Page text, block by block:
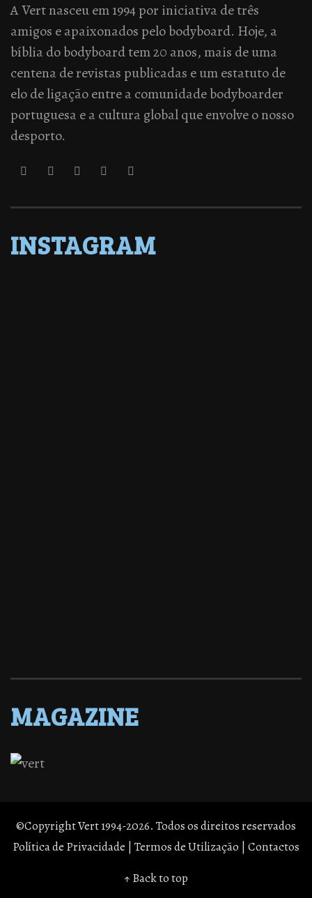
A Vert nasceu em 1994 por iniciativa de três
amigos e apaixonados pelo bodyboard. Hoje, a
bíblia do bodyboard tem 20 anos, mais de uma
centena de revistas publicadas e um estatuto de
elo de ligação entre a comunidade bodyboarder
portuguesa e a cultura global que envolve o nosso
desporto.
INSTAGRAM
MAGAZINE
©Copyright Vert 1994-2026. Todos os direitos reservados
Política de Privacidade | Termos de Utilização | Contactos
↑ Back to top